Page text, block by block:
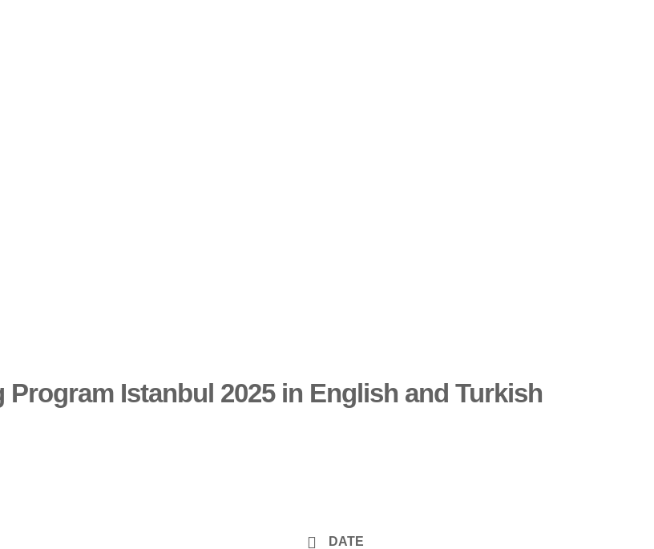
Istanbul 2025 in English and Turkish
DATE